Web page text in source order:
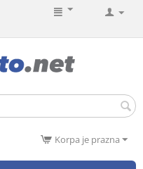
Korpa je prazna